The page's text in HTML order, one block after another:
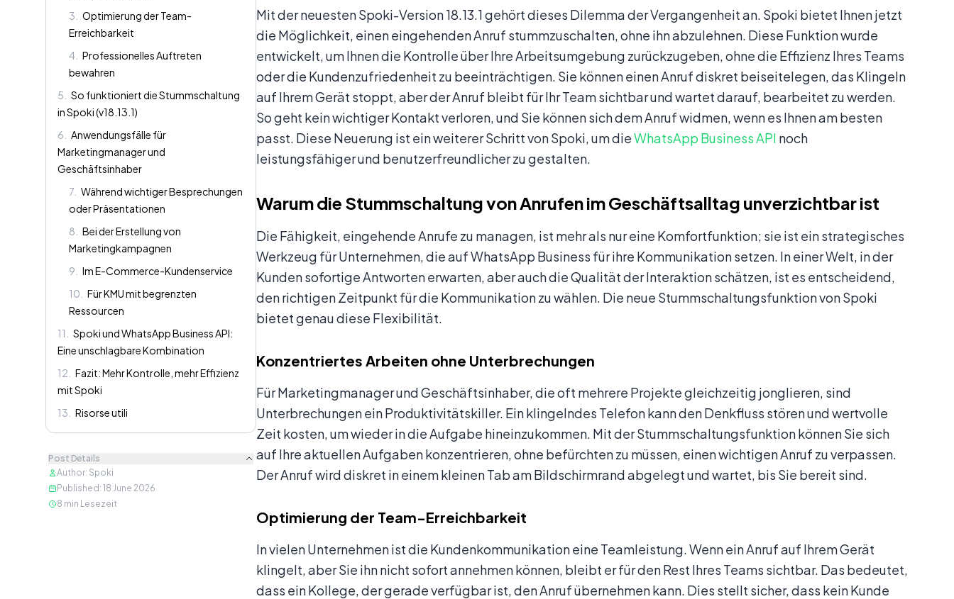
3
Optimierung der Team-
Erreichbarkeit
4
Professionelles Auftreten
bewahren
5
So funktioniert die Stummschaltung
in Spoki (v18.13.1)
6
Anwendungsfälle für
Marketingmanager und
Geschäftsinhaber
7 Während wichtiger Besprechungen
oder Präsentationen
8
Bei der Erstellung von
Marketingkampagnen
9
Im E-Commerce-Kundenservice
10
Für KMU mit begrenzten
Ressourcen
11
Spoki und WhatsApp Business API:
Eine unschlagbare Kombination
12
Fazit: Mehr Kontrolle, mehr Effizienz
mit Spoki
13
Risorse utili
Post Details
Author: Spoki
Published : 18 June 2026
8 min Lesezeit
Mit der neuesten Spoki-Version 18.13.1 gehört dieses Dilemma der Vergangenheit an. Spoki bietet Ihnen jetzt
die Möglichkeit, einen eingehenden Anruf stummzuschalten, ohne ihn abzulehnen. Diese Funktion wurde
entwickelt, um Ihnen die Kontrolle über Ihre Arbeitsumgebung zurückzugeben, ohne die Effizienz Ihres Teams
oder die Kundenzufriedenheit zu beeinträchtigen. Sie können einen Anruf diskret beiseitelegen, das Klingeln
auf Ihrem Gerät stoppt, aber der Anruf bleibt für Ihr Team sichtbar und wartet darauf, bearbeitet zu werden.
So geht kein wichtiger Kontakt verloren, und Sie können sich dem Anruf widmen, wenn es Ihnen am besten
passt. Diese Neuerung ist ein weiterer Schritt von Spoki, um dieWhatsApp Business API noch
leistungsfähiger und benutzerfreundlicher zu gestalten.
Warum die Stummschaltung von Anrufen im Geschäftsalltag unverzichtbar ist
Die Fähigkeit, eingehende Anrufe zu managen, ist mehr als nur eine Komfortfunktion; sie ist ein strategisches
Werkzeug für Unternehmen, die auf WhatsApp Business für ihre Kommunikation setzen. In einer Welt, in der
Kunden sofortige Antworten erwarten, aber auch die Qualität der Interaktion schätzen, ist es entscheidend,
den richtigen Zeitpunkt für die Kommunikation zu wählen. Die neue Stummschaltungsfunktion von Spoki
bietet genau diese Flexibilität.
Konzentriertes Arbeiten ohne Unterbrechungen
Für Marketingmanager und Geschäftsinhaber, die oft mehrere Projekte gleichzeitig jonglieren, sind
Unterbrechungen ein Produktivitätskiller. Ein klingelndes Telefon kann den Denkfluss stören und wertvolle
Zeit kosten, um wieder in die Aufgabe hineinzukommen. Mit der Stummschaltungsfunktion können Sie sich
auf Ihre aktuellen Aufgaben konzentrieren, ohne befürchten zu müssen, einen wichtigen Anruf zu verpassen.
Der Anruf wird diskret in einem kleinen Tab am Bildschirmrand abgelegt und wartet, bis Sie bereit sind.
Optimierung der Team-Erreichbarkeit
In vielen Unternehmen ist die Kundenkommunikation eine Teamleistung. Wenn ein Anruf auf Ihrem Gerät
klingelt, aber Sie ihn nicht sofort annehmen können, bleibt er für den Rest Ihres Teams sichtbar. Das bedeutet,
dass ein Kollege, der gerade verfügbar ist, den Anruf übernehmen kann. Dies stellt sicher, dass kein Kunde